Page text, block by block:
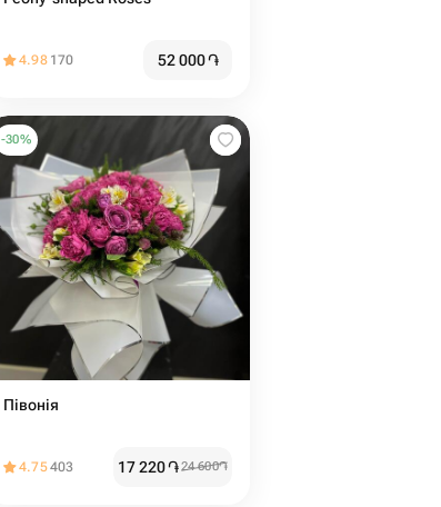
4.98 170 52 000֏
-30%
Півонія
4.75403 17 220֏24 600֏